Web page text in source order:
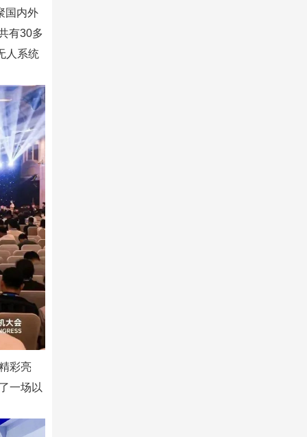
国内外
有30多
人系统
彩亮
一场以